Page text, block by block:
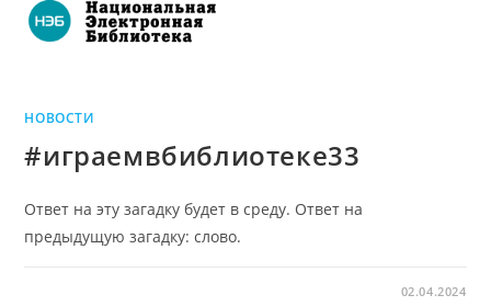
НОВОСТИ
#играемвбиблиотеке33
Ответ на эту загадку будет в среду. Ответ на
предыдущую загадку: слово.
02.04.2024